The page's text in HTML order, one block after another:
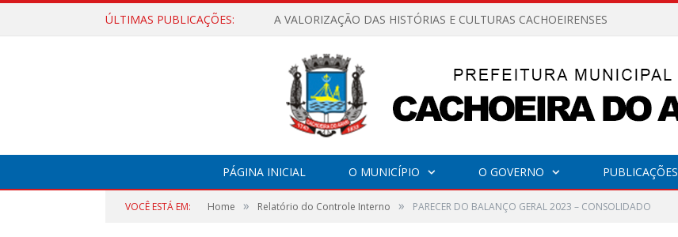
ÚLTIMAS PUBLICAÇÕES: A VALORIZAÇÃO DAS HISTÓRIAS E CULTURAS CACHOEIRENSES
PÁGINA INICIAL O MUNICÍPIO O GOVERNO PUBLICAÇÕES
VOCÊ ESTÁ EM: Home » Relatório do Controle Interno » PARECER DO BALANÇO GERAL 2023 – CONSOLIDADO